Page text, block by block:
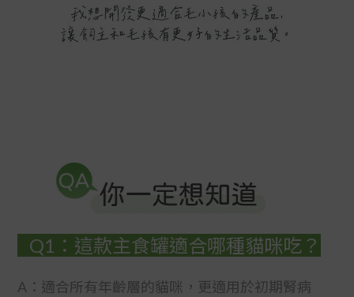
Q1：這款主食罐適合哪種貓咪吃？
A：適合所有年齡層的貓咪，更適用於初期腎病